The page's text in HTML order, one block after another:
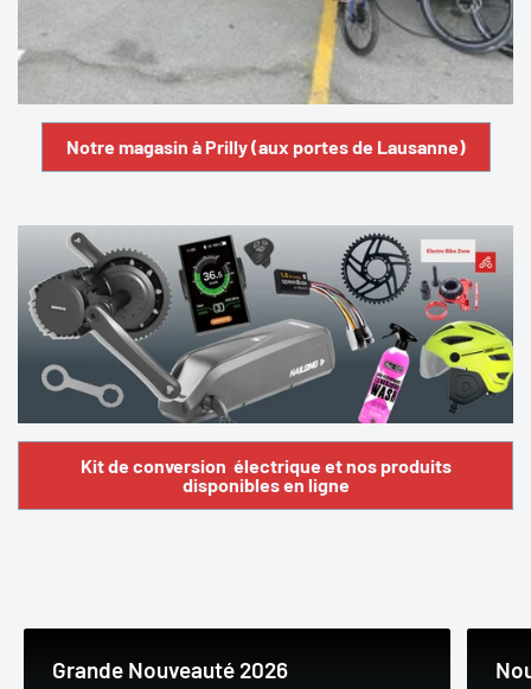
Notre magasin à Prilly (aux portes de Lausanne)
Kit de conversion électrique et nos produits
disponibles en ligne
Grande Nouveauté 2026